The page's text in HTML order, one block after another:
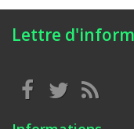
Lettre